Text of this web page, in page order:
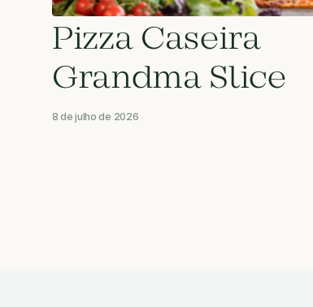
Pizza Caseira
Grandma Slice
8 de julho de 2026